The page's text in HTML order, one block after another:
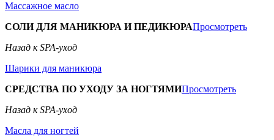
Массажное масло
СОЛИ ДЛЯ МАНИКЮРА И ПЕДИКЮРАПросмотреть
Назад к SPA-уход
Шарики для маникюра
СРЕДСТВА ПО УХОДУ ЗА НОГТЯМИПросмотреть
Назад к SPA-уход
Масла для ногтей